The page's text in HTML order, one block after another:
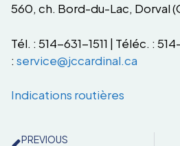
560, ch. Bord-du-Lac, Dorval
Tél. : 514-631-1511 | Téléc. :
: service@jccardinal.ca
Indications routières
PREVIOUS